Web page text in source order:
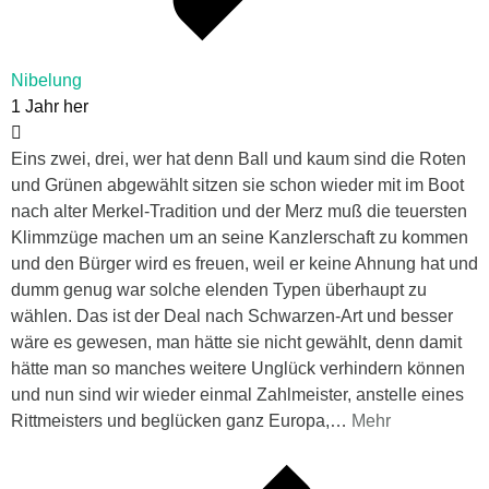
Nibelung
1 Jahr her
Eins zwei, drei, wer hat denn Ball und kaum sind die Roten
und Grünen abgewählt sitzen sie schon wieder mit im Boot
nach alter Merkel-Tradition und der Merz muß die teuersten
Klimmzüge machen um an seine Kanzlerschaft zu kommen
und den Bürger wird es freuen, weil er keine Ahnung hat und
dumm genug war solche elenden Typen überhaupt zu
wählen. Das ist der Deal nach Schwarzen-Art und besser
wäre es gewesen, man hätte sie nicht gewählt, denn damit
hätte man so manches weitere Unglück verhindern können
und nun sind wir wieder einmal Zahlmeister, anstelle eines
Rittmeisters und beglücken ganz Europa,… Mehr